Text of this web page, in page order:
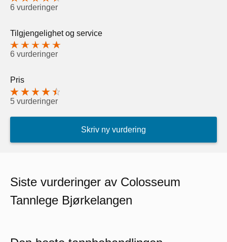
6 vurderinger
Tilgjengelighet og service
6 vurderinger
Pris
5 vurderinger
Skriv ny vurdering
Siste vurderinger av Colosseum
Tannlege Bjørkelangen